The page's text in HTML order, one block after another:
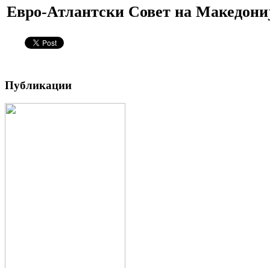
Евро-Атлантски Совет на
Публикации